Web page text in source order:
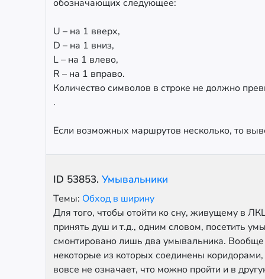
обозначающих следующее:
U – на 1 вверх,
D – на 1 вниз,
L – на 1 влево,
R – на 1 вправо.
Количество символов в строке не должно
.
Если возможных маршрутов несколько, то
ID 53853. Умывальники
Темы: Обход в ширину
Для того, чтобы отойти ко сну, живущему в
принять душ и т.д., одним словом, посетить
смонтировано лишь два умывальника. Вообще
некоторые из которых соединены
вовсе не означает, что можно пройти и в